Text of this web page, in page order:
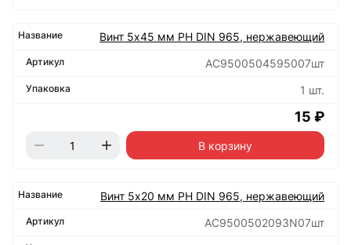
Винт 5х45 мм РН DIN 965, нержавеющий
АС9500504595007шт
1 шт.
15 ₽
В корзину
Винт 5х20 мм РН DIN 965, нержавеющий
АС9500502093N07шт